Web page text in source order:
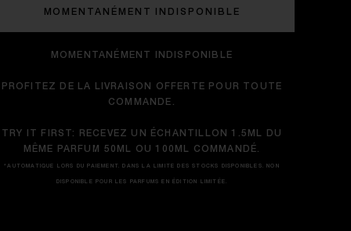
MOMENTANÉMENT INDISPONIBLE
MOMENTANÉMENT INDISPONIBLE
PROFITEZ DE LA LIVRAISON OFFERTE POUR TOUTE
COMMANDE.
TRY IT FIRST: RECEVEZ UN ÉCHANTILLON 1.5ML DU
MÊME PARFUM 50ML OU 100ML COMMANDÉ.
*AUTOMATIQUE LORS DU PAIEMENT. DANS LA LIMITE DES STOCKS DISPONIBLES. NON
DISPONIBLE POUR LES PARFUMS EN ÉDITION LIMITÉE.